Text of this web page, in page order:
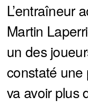
L’entraîneur
Martin
un des
constaté
va avoir plus